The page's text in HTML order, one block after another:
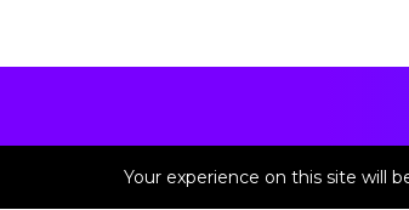
Your experience on this site will